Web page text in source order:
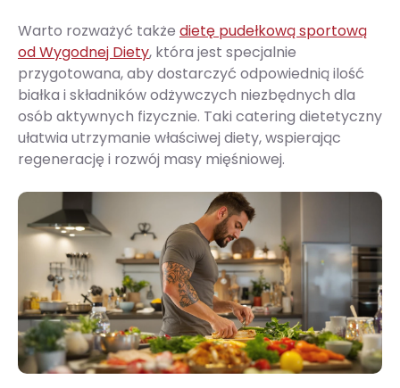
Warto rozważyć także dietę pudełkową sportową
od Wygodnej Diety, która jest specjalnie
przygotowana, aby dostarczyć odpowiednią ilość
białka i składników odżywczych niezbędnych dla
osób aktywnych fizycznie. Taki catering dietetyczny
ułatwia utrzymanie właściwej diety, wspierając
regenerację i rozwój masy mięśniowej.